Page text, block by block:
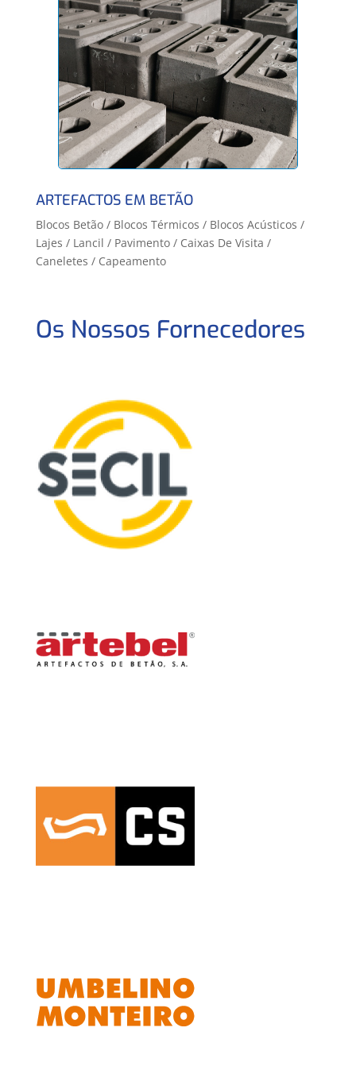
ARTEFACTOS EM BETÃO
Blocos Betão / Blocos Térmicos / Blocos Acústicos /
Lajes / Lancil / Pavimento / Caixas De Visita /
Caneletes / Capeamento
Os Nossos Fornecedores